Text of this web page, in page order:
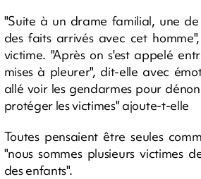
"Suite à un drame familial, une
des faits arrivés avec cet
victime. "Après on s'est appelé
mises à pleurer", dit-elle avec
allé voir les gendarmes pour
protéger les victimes" ajoute-t-elle
Toutes pensaient être seules
"nous sommes plusieurs victimes
des enfants".